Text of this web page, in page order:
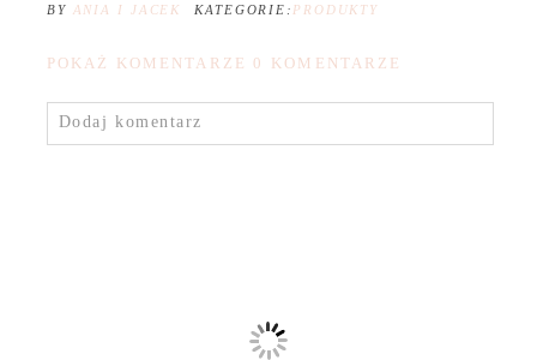
BY ANIA I JACEK KATEGORIE: PRODUKTY
POKAŻ KOMENTARZE 0 KOMENTARZE
Dodaj komentarz